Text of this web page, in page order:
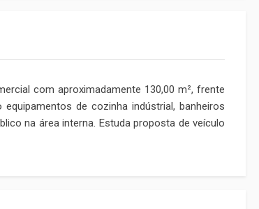
com aproximadamente 130,00 m², frente
de cozinha indústrial, banheiros
na área interna. Estuda proposta de veículo